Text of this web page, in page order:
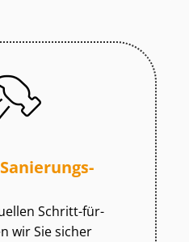
Schritt-für-
wir Sie sicher